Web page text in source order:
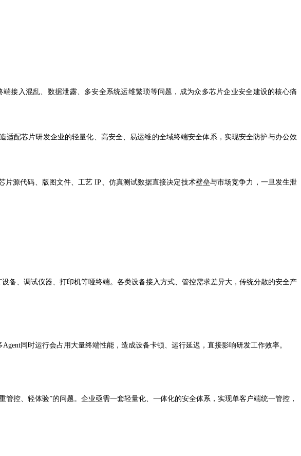
接入混乱、数据泄露、多安全系统运维繁琐等问题，成为众多芯片企业安全建设的核心痛
配芯片研发企业的轻量化、高安全、易运维的全域终端安全体系，实现安全防护与办公效
片源代码、版图文件、工艺 IP 、仿真测试数据直接决定技术壁垒与市场竞争力，一旦发生泄
设备、调试仪器、打印机等哑终端。各类设备接入方式、管控需求差异大，传统分散的安全产
Agent同时运行会占用大量终端性能，造成设备卡顿、运行延迟，直接影响研发工作效率。
控、轻体验”的问题。企业亟需一套轻量化、一体化的安全体系，实现单客户端统一管控，